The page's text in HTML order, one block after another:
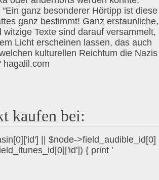
ganz besonderer Hörtipp ist diese
ganz bestimmt! Ganz erstaunliche,
witzige Texte sind darauf versammelt,
Licht erscheinen lassen, das auch
kulturellen Reichtum die Nazis
hagalil.com
kaufen bei:
|| $node->field_audible_id[0]
{ print '